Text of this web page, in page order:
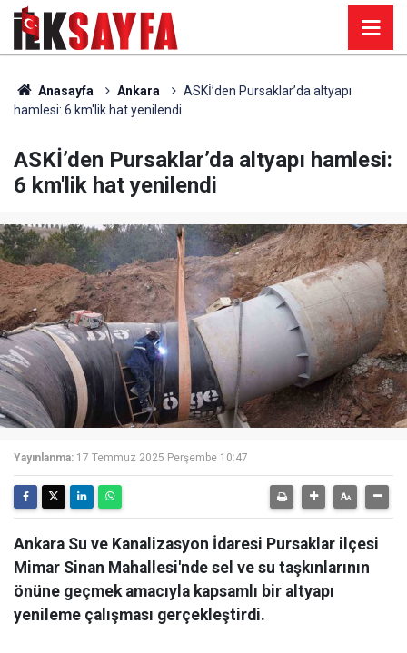
Anasayfa Ankara
ASKİ’den Pursaklar’da altyapı
hamlesi: 6 km'lik hat yenilendi
ASKİ’den Pursaklar’da altyapı hamlesi:
6 km'lik hat yenilendi
Yayınlanma: 17 Temmuz 2025 Perşembe 10:47
Ankara Su ve Kanalizasyon İdaresi Pursaklar ilçesi
Mimar Sinan Mahallesi'nde sel ve su taşkınlarının
önüne geçmek amacıyla kapsamlı bir altyapı
yenileme çalışması gerçekleştirdi.